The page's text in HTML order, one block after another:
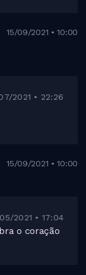
15/09/2021 • 10:00
2021 • 22:26
15/09/2021 • 10:00
2021 • 17:04
o coração